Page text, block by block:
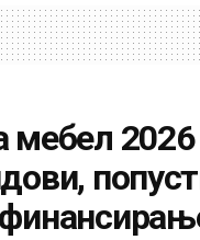
мебел 2026